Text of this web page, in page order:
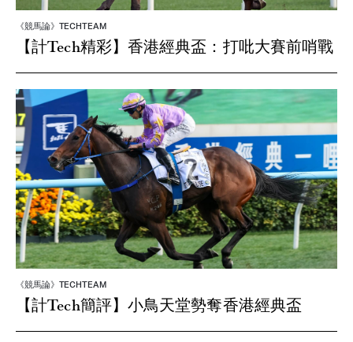
《競馬論》TECHTEAM
【計Tech精彩】香港經典盃：打吡大賽前哨戰
《競馬論》TECHTEAM
【計Tech簡評】小鳥天堂勢奪香港經典盃